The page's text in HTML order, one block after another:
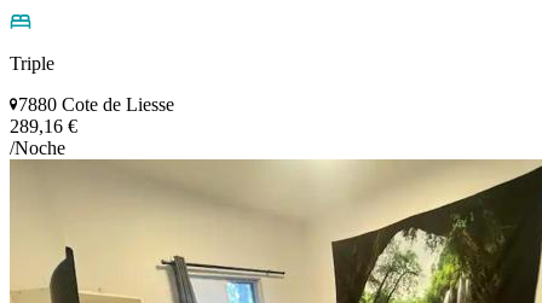
Triple
7880 Cote de Liesse
289,16 €
/Noche